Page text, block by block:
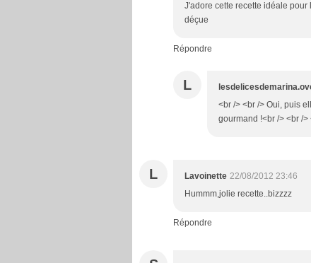
J'adore cette recette idéale
déçue
Répondre
L
<br /> <br /> Oui, puis
gourmand !<br /> <br />
L Lavoinette 22/08/2012 23:46
Hummm,jolie recette..bizzzz
Répondre